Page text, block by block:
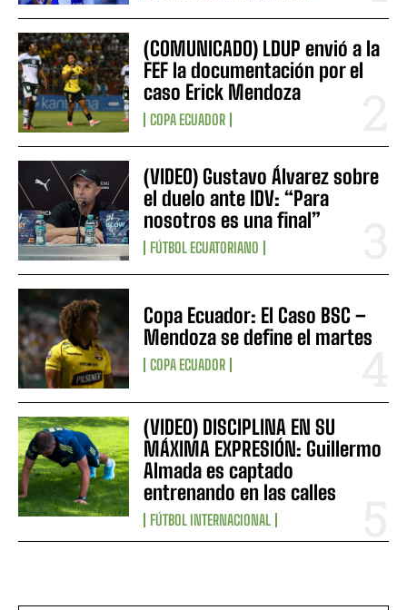
(COMUNICADO) LDUP envió a la
FEF la documentación por el
caso Erick Mendoza
COPA ECUADOR
(VIDEO) Gustavo Álvarez sobre
el duelo ante IDV: “Para
nosotros es una final”
FÚTBOL ECUATORIANO
Copa Ecuador: El Caso BSC –
Mendoza se define el martes
COPA ECUADOR
(VIDEO) DISCIPLINA EN SU
MÁXIMA EXPRESIÓN: Guillermo
Almada es captado
entrenando en las calles
FÚTBOL INTERNACIONAL